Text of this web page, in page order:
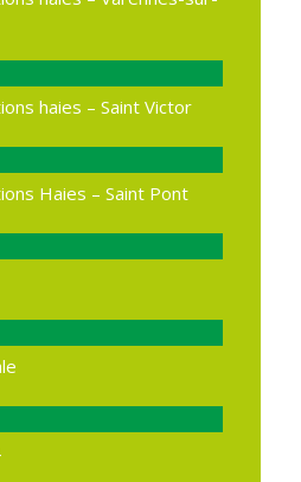
haies – Saint Victor
Haies – Saint Pont